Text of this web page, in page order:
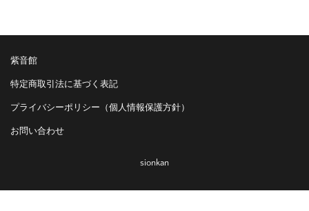
紫音館
特定商取引法に基づく表記
プライバシーポリシー（個人情報保護方針）
お問い合わせ
sionkan